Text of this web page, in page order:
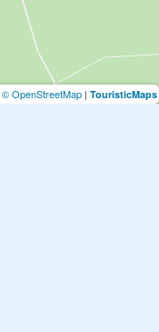
© OpenStreetMap | TouristicMaps